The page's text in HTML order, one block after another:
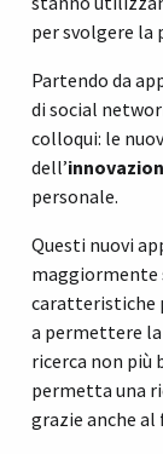
per svolgere
Partendo da
di social
colloqui: le
dell’
personale.
Questi nuovi
maggiormente
caratteristiche
a permettere la
ricerca non più
permetta una
grazie anche